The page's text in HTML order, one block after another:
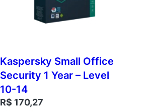
Kaspersky Small Office
Security 1 Year – Level
10-14
R$ 170,27